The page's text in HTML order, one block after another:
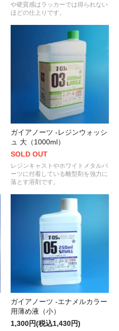
や硬質感はラッカーでは得られない
ほどの仕上りです。
ガイアノーツ -レジンウォッシ
ュ 大（1000ml）
SOLD OUT
レジンキャストやホワイトメタルパ
ーツに付着している離型剤を強力に
落とす溶剤です。
ガイアノーツ -エナメルカラー
用薄め液（小）
1,300円(税込1,430円)